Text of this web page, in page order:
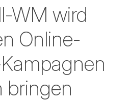
WM wird
Online-
bringen